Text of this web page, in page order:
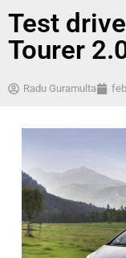
Test
Tourer
Radu Guramulta